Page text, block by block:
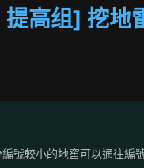
高组] 挖地
號較小的地窖可以通往編